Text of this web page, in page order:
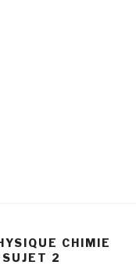
CHIMIE
2